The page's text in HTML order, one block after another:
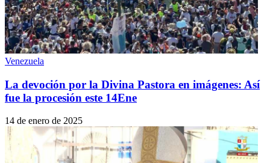
Venezuela
La devoción por la Divina Pastora en imágenes: Así
fue la procesión este 14Ene
14 de enero de 2025